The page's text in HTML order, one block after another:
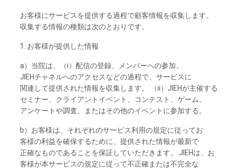
お客様にサービスを提供する過程で顧客情報を収集し ます。
収集する情報の種類は次のとおりです。
1. お客様が提供した情報
a）当院は、 （i）配信の登録、 メンバーへの参加、
JIEHチャネルへのアクセスなどの過程で、 サービスに
関連して提供さ れた情報を収集し ます。 （ii）JIEHが主催する
セミナー、 クライアントイベント、 コンテスト、 ゲーム、
アンケートや調査、 またはその他のイベントに参加する。
b）お客様は、それぞれのサービス利用の規定に従ってお
客様の利益を確保するために、 提供さ れた情報が最新で
正確なものであることを保証していただきます。 JIEHは、お
客様が本サービスの規定に従って不正確または不完全な